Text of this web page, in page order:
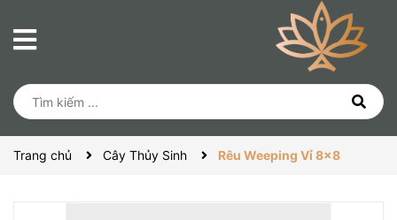
Trang chủ Cây Thủy Sinh Rêu Weeping Vỉ 8x8